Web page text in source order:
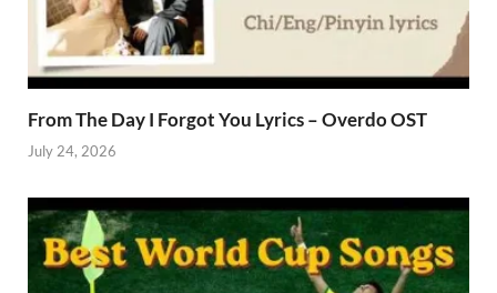
From The Day I Forgot You Lyrics – Overdo OST
July 24, 2026